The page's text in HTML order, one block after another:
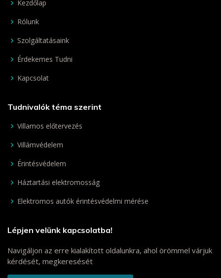
Kezdőlap
Rólunk
Szolgáltatásaink
Érdekemes Tudni
Kapcsolat
Tudnivalók téma szerint
Villamos előtervezés
Villámvédelem
Érintésvédelem
Háztartási elektromosság
Elektromos autók érintésvédelmi mérése
Lépjen velünk kapcsolatba!
Navigáljon az erre kialakított oldalunkra, ahol örömmel várjuk
kérdését, megkeresését